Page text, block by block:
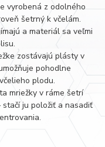
vyrobená z odolného
šetrný k včelám.
a materiál sa veľmi
zostávajú plásty v
pohodlne
plodu.
mriežky v ráme šetrí
ju položiť a nasadiť